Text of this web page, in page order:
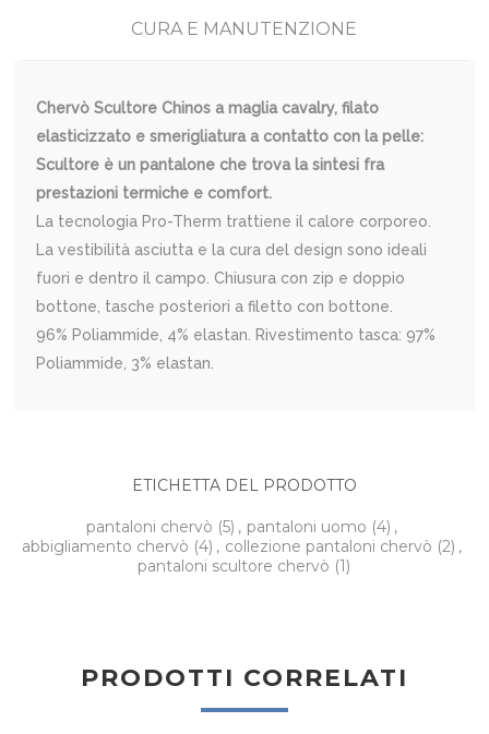
CURA E MANUTENZIONE
Chervò Scultore Chinos a maglia cavalry, filato
elasticizzato e smerigliatura a contatto con la pelle:
Scultore è un pantalone che trova la sintesi fra
prestazioni termiche e comfort.
La tecnologia Pro-Therm trattiene il calore corporeo.
La vestibilità asciutta e la cura del design sono ideali
fuori e dentro il campo. Chiusura con zip e doppio
bottone, tasche posteriori a filetto con bottone.
96% Poliammide, 4% elastan. Rivestimento tasca: 97%
Poliammide, 3% elastan.
ETICHETTA DEL PRODOTTO
pantaloni chervò (5) , pantaloni uomo (4) ,
abbigliamento chervò (4) , collezione pantaloni chervò (2) ,
pantaloni scultore chervò (1)
PRODOTTI CORRELATI